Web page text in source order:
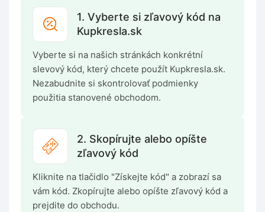
1. Vyberte si zľavový kód na
Kupkresla.sk
Vyberte si na našich stránkách konkrétní
slevový kód, který chcete použít Kupkresla.sk.
Nezabudnite si skontrolovať podmienky
použitia stanovené obchodom.
2. Skopírujte alebo opíšte
zľavový kód
Kliknite na tlačidlo "Získejte kód" a zobrazí sa
vám kód. Zkopírujte alebo opíšte zľavový kód a
prejdite do obchodu.